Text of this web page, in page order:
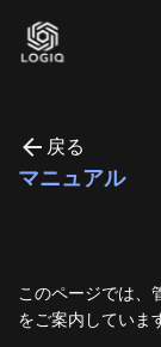
戻る
マニュアル
このページでは、
をご案内していま